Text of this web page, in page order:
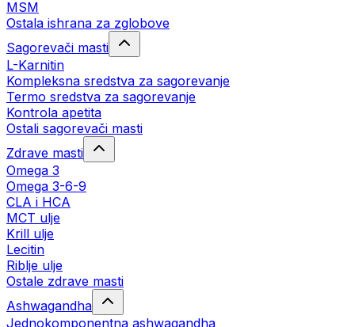
MSM
Ostala ishrana za zglobove
Sagorevači masti
L-Karnitin
Kompleksna sredstva za sagorevanje
Termo sredstva za sagorevanje
Kontrola apetita
Ostali sagorevači masti
Zdrave masti
Omega 3
Omega 3-6-9
CLA i HCA
MCT ulje
Krill ulje
Lecitin
Riblje ulje
Ostale zdrave masti
Ashwagandha
Jednokomponentna ashwagandha